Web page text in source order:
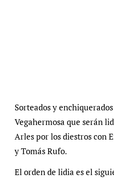
Sorteados y
Vegahermosa que serán
Arles por los diestros con
y Tomás Rufo.
El orden de lidia es el